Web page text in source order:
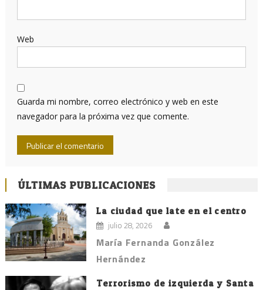
Web
Guarda mi nombre, correo electrónico y web en este
navegador para la próxima vez que comente.
ÚLTIMAS PUBLICACIONES
La ciudad que late en el centro
julio 28, 2026
María Fernanda González
Hernández
Terrorismo de izquierda y Santa